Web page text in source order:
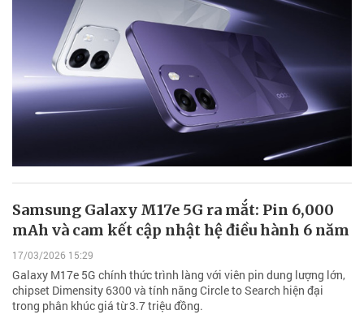
Samsung Galaxy M17e 5G ra mắt: Pin 6,000
mAh và cam kết cập nhật hệ điều hành 6 năm
17/03/2026 15:29
Galaxy M17e 5G chính thức trình làng với viên pin dung lượng lớn,
chipset Dimensity 6300 và tính năng Circle to Search hiện đại
trong phân khúc giá từ 3.7 triệu đồng.